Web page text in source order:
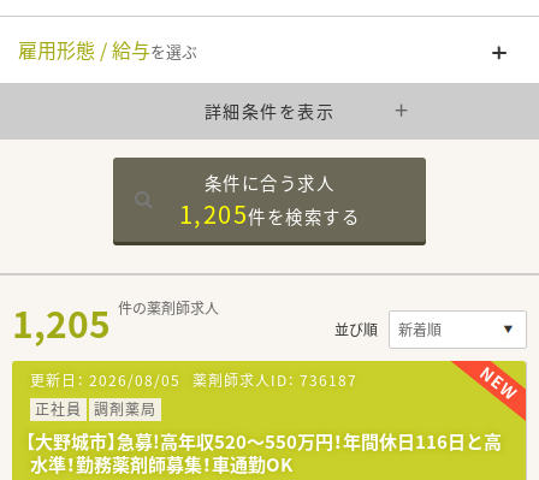
雇用形態 / 給与を選ぶ
詳細条件を表示
条件に合う求人
1,205件を検索する
1,205 件の薬剤師求人
並び順
更新日： 2026/08/05 薬剤師求人ID： 736187
正社員
調剤薬局
【大野城市】急募!高年収520～550万円！年間休日116日と高
水準！勤務薬剤師募集！車通勤OK